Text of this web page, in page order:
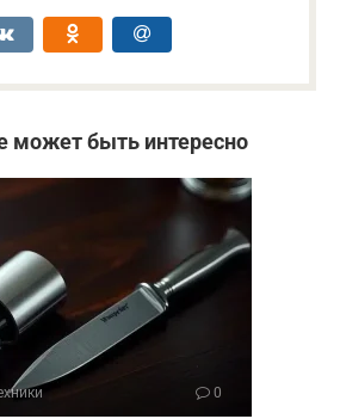
может быть интересно
0